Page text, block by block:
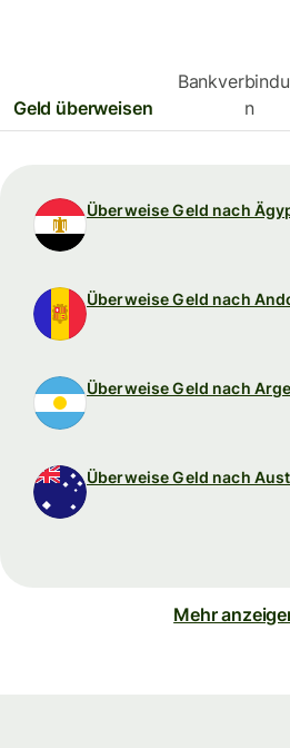
Geld überweisen
n
Überweise Geld nach
Überweise Geld nach
Überweise Geld nach
Überweise Geld nach
Mehr